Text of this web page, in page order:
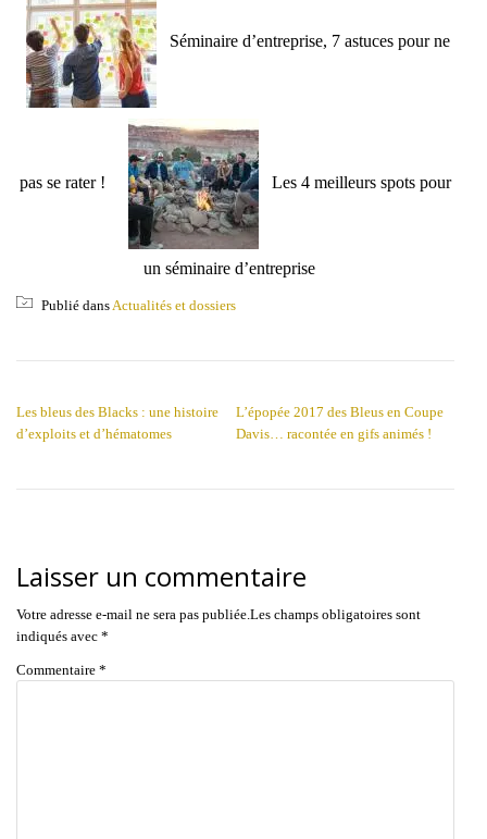
Séminaire d’entreprise, 7 astuces pour ne
pas se rater ! Les 4 meilleurs spots pour
un séminaire d’entreprise
Publié dans Actualités et dossiers
Les bleus des Blacks : une histoire
d’exploits et d’hématomes
L’épopée 2017 des Bleus en Coupe
Davis… racontée en gifs animés !
Laisser un commentaire
Votre adresse e-mail ne sera pas publiée. Les champs obligatoires sont
indiqués avec *
Commentaire *